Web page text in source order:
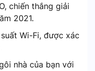
chiến thắng giải
2021.
Wi-Fi, được xác
nhà của bạn với